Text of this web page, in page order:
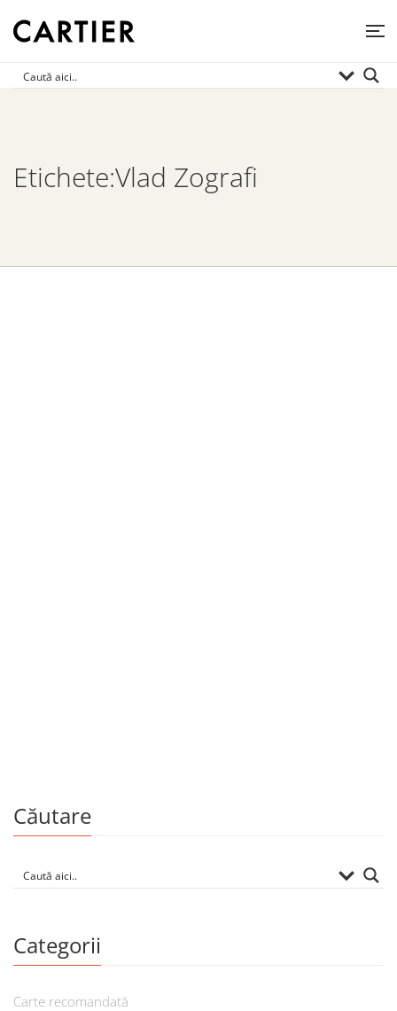
Etichete:Vlad Zografi
Căutare
Categorii
Carte recomandată